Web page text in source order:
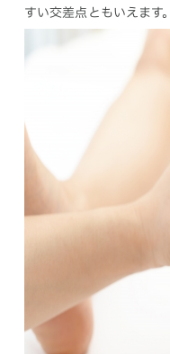
すい交差点ともいえます。